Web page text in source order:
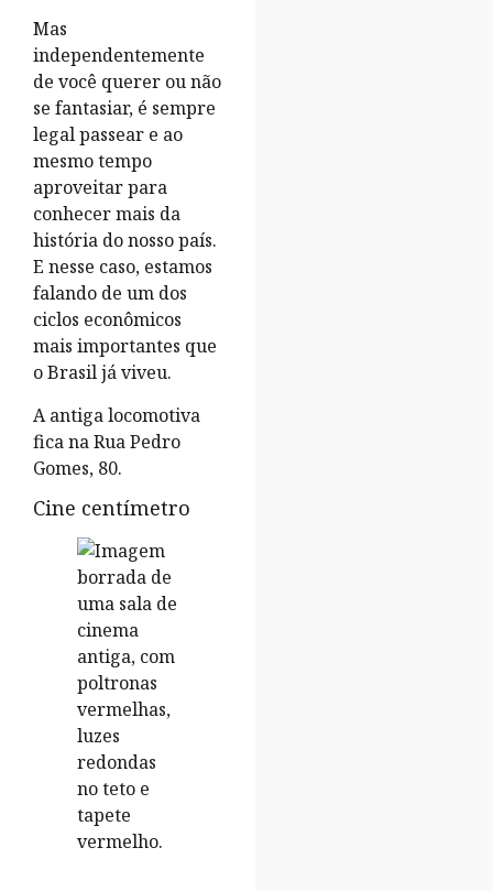
Mas
independentemente
de você querer ou não
se fantasiar, é sempre
legal passear e ao
mesmo tempo
aproveitar para
conhecer mais da
história do nosso país.
E nesse caso, estamos
falando de um dos
ciclos econômicos
mais importantes que
o Brasil já viveu.
A antiga locomotiva
fica na Rua Pedro
Gomes, 80.
Cine centímetro